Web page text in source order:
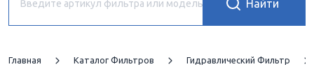
Главная Каталог Фильтров Гидравлический Фильтр